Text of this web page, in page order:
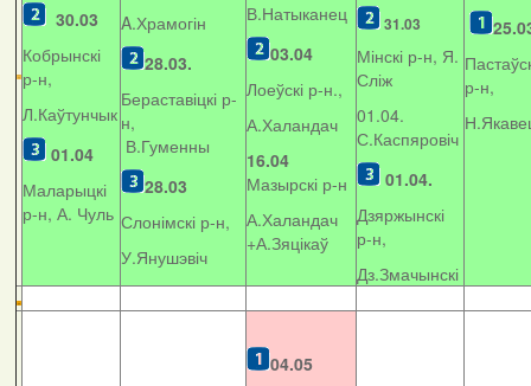
30.03
Кобрынскі
р-н,
Л.Каўтунчык
01.04
Маларыцкі
р-н, А. Чуль
A.Храмогін
28.03.
Бераставіцкі р-
н,
В.Гуменны
28.03
Слонімскі р-н,
У.Янушэвіч
В.Натыканец
03.04
Лоеўскі р-н.,
А.Халандач
16.04
Мазырскі р-н
А.Халандач
+А.Зяцікаў
31.03
Мінскі р-н, Я.
Сліж
01.04.
С.Каспяровіч
01.04.
Дзяржынскі
р-н,
Дз.Змачынскі
р-н,
04.05